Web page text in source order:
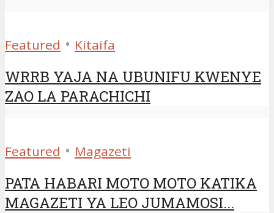
Featured • Kitaifa
WRRB YAJA NA UBUNIFU KWENYE
ZAO LA PARACHICHI
Featured • Magazeti
PATA HABARI MOTO MOTO KATIKA
MAGAZETI YA LEO JUMAMOSI...